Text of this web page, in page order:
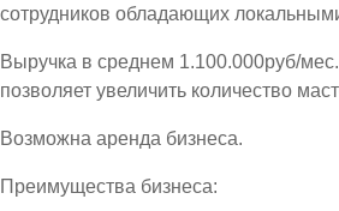
сотрудников обладающих
Выручка в среднем 1.100.000руб/
позволяет увеличить количество
Возможна аренда бизнеса.
Преимущества бизнеса: